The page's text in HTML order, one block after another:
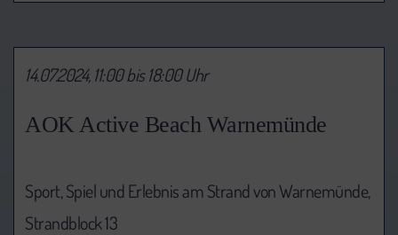
AOK Active Beach Warnemünde
14.07.2024, 11:00 bis 18:00 Uhr
Sport, Spiel und Erlebnis am Strand von Warnemünde,
Strandblock 13